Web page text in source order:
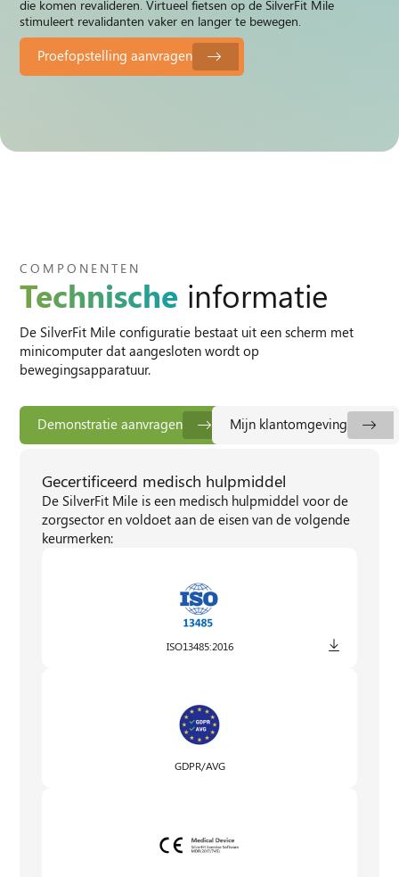
die komen revalideren. Virtueel fietsen op de SilverFit Mile
stimuleert revalidanten vaker en langer te bewegen.
Proefopstelling aanvragen
COMPONENTEN
Technische informatie
De SilverFit Mile configuratie bestaat uit een scherm met
minicomputer dat aangesloten wordt op
bewegingsapparatuur.
Demonstratie aanvragen Mijn klantomgeving
Gecertificeerd medisch hulpmiddel
De SilverFit Mile is een medisch hulpmiddel voor de
zorgsector en voldoet aan de eisen van de volgende
keurmerken:
ISO13485:2016
GDPR/AVG